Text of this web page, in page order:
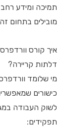
תמיכה ומידע
מובילים בתחום
איך קורס
דלתות קריירה?
מי שלומד
כישורים
לשוק העבודה
תפקידים: